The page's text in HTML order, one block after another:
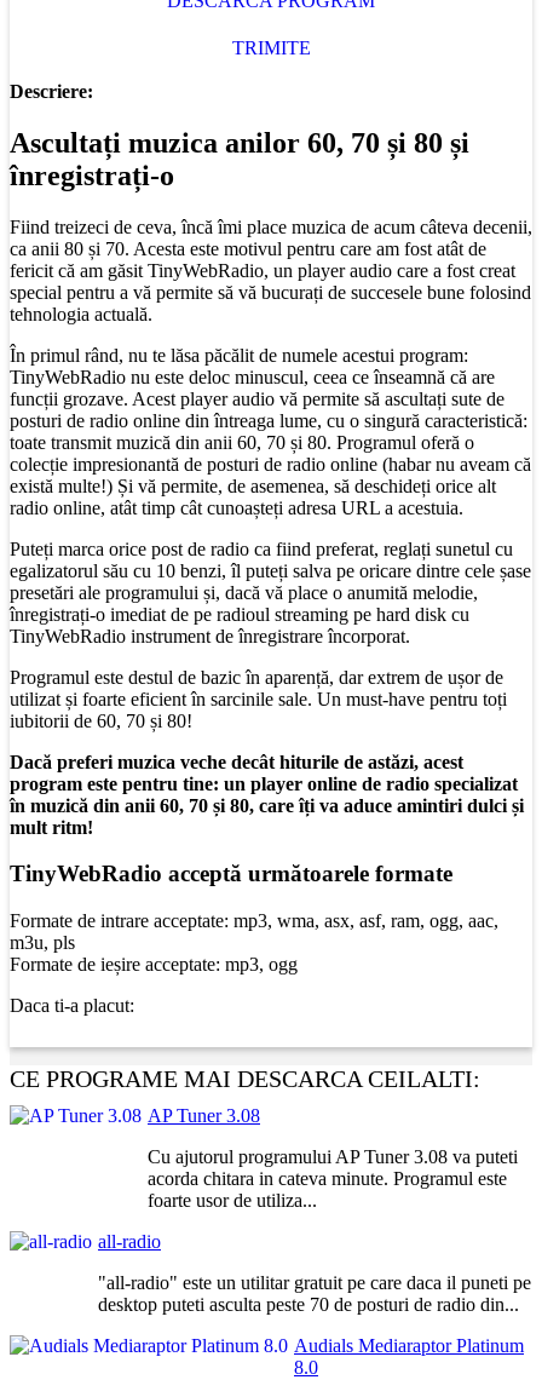
TRIMITE
Descriere:
Ascultați muzica anilor 60, 70 și 80 și
înregistrați-o
Fiind treizeci de ceva, încă îmi place muzica de acum câteva decenii,
ca anii 80 și 70. Acesta este motivul pentru care am fost atât de
fericit că am găsit TinyWebRadio, un player audio care a fost creat
special pentru a vă permite să vă bucurați de succesele bune folosind
tehnologia actuală.
În primul rând, nu te lăsa păcălit de numele acestui program:
TinyWebRadio nu este deloc minuscul, ceea ce înseamnă că are
funcții grozave. Acest player audio vă permite să ascultați sute de
posturi de radio online din întreaga lume, cu o singură caracteristică:
toate transmit muzică din anii 60, 70 și 80. Programul oferă o
colecție impresionantă de posturi de radio online (habar nu aveam că
există multe!) Și vă permite, de asemenea, să deschideți orice alt
radio online, atât timp cât cunoașteți adresa URL a acestuia.
Puteți marca orice post de radio ca fiind preferat, reglați sunetul cu
egalizatorul său cu 10 benzi, îl puteți salva pe oricare dintre cele șase
presetări ale programului și, dacă vă place o anumită melodie,
înregistrați-o imediat de pe radioul streaming pe hard disk cu
TinyWebRadio instrument de înregistrare încorporat.
Programul este destul de bazic în aparență, dar extrem de ușor de
utilizat și foarte eficient în sarcinile sale. Un must-have pentru toți
iubitorii de 60, 70 și 80!
Dacă preferi muzica veche decât hiturile de astăzi, acest
program este pentru tine: un player online de radio specializat
în muzică din anii 60, 70 și 80, care îți va aduce amintiri dulci și
mult ritm!
TinyWebRadio acceptă următoarele formate
Formate de intrare acceptate: mp3, wma, asx, asf, ram, ogg, aac,
m3u, pls
Formate de ieșire acceptate: mp3, ogg
Daca ti-a placut:
CE PROGRAME MAI DESCARCA CEILALTI:
AP Tuner 3.08
Cu ajutorul programului AP Tuner 3.08 va puteti
acorda chitara in cateva minute. Programul este
foarte usor de utiliza...
all-radio
"all-radio" este un utilitar gratuit pe care daca il puneti pe
desktop puteti asculta peste 70 de posturi de radio din...
Audials Mediaraptor Platinum
8.0